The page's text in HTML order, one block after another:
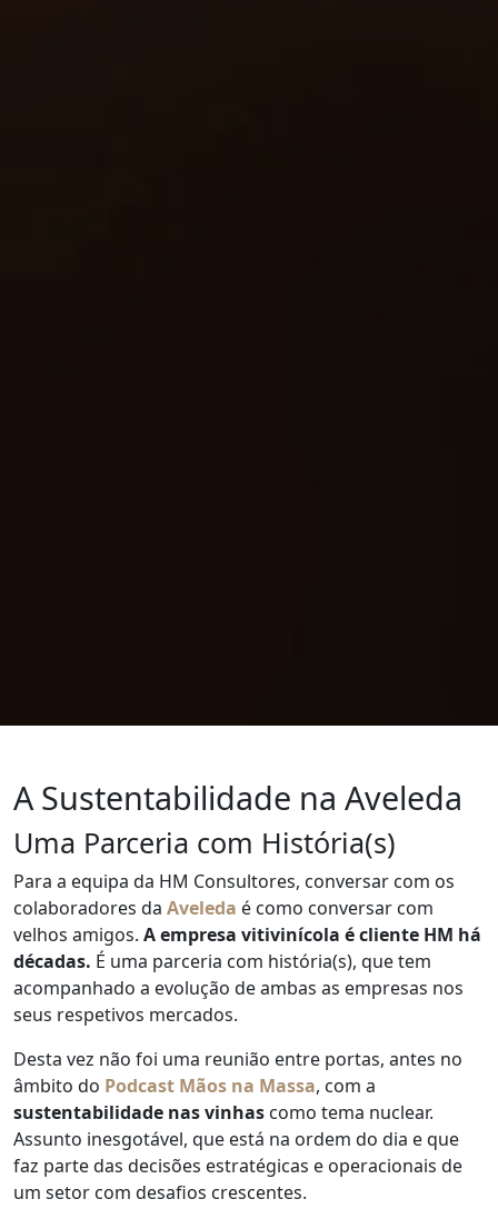
A Sustentabilidade na Aveleda
Uma Parceria com História(s)
Para a equipa da HM Consultores, conversar com os
colaboradores da Aveleda é como conversar com
velhos amigos. A empresa vitivinícola é cliente HM há
décadas. É uma parceria com história(s), que tem
acompanhado a evolução de ambas as empresas nos
seus respetivos mercados.
Desta vez não foi uma reunião entre portas, antes no
âmbito do Podcast Mãos na Massa, com a
sustentabilidade nas vinhas como tema nuclear.
Assunto inesgotável, que está na ordem do dia e que
faz parte das decisões estratégicas e operacionais de
um setor com desafios crescentes.